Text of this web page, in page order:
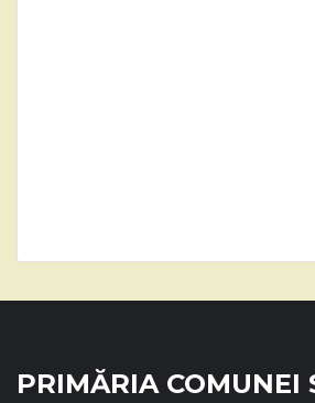
PRIMĂRIA COMUNEI